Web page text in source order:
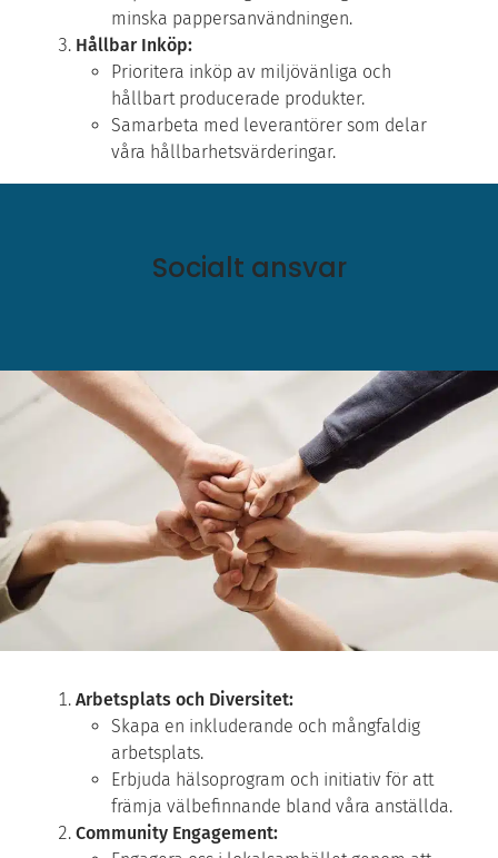
minska pappersanvändningen.
Hållbar Inköp:
Prioritera inköp av miljövänliga och
hållbart producerade produkter.
Samarbeta med leverantörer som delar
våra hållbarhetsvärderingar.
Socialt ansvar
Arbetsplats och Diversitet:
Skapa en inkluderande och mångfaldig
arbetsplats.
Erbjuda hälsoprogram och initiativ för att
främja välbefinnande bland våra anställda.
Community Engagement: